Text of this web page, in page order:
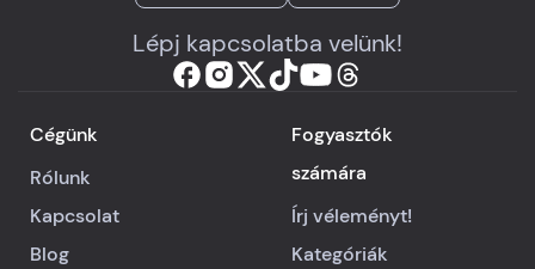
Lépj kapcsolatba velünk!
Cégünk
Rólunk
Kapcsolat
Blog
Fogyasztók
számára
Írj véleményt!
Kategóriák